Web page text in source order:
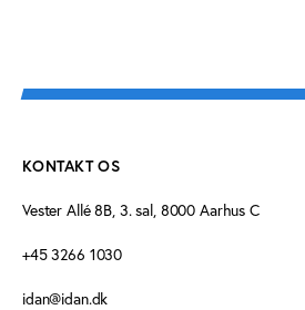
KONTAKT OS
Vester Allé 8B, 3. sal, 8000 Aarhus C
+45 3266 1030
idan@idan.dk